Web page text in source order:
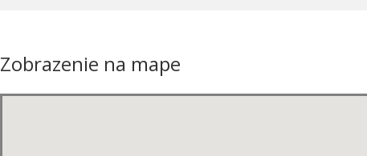
Zobrazenie na mape